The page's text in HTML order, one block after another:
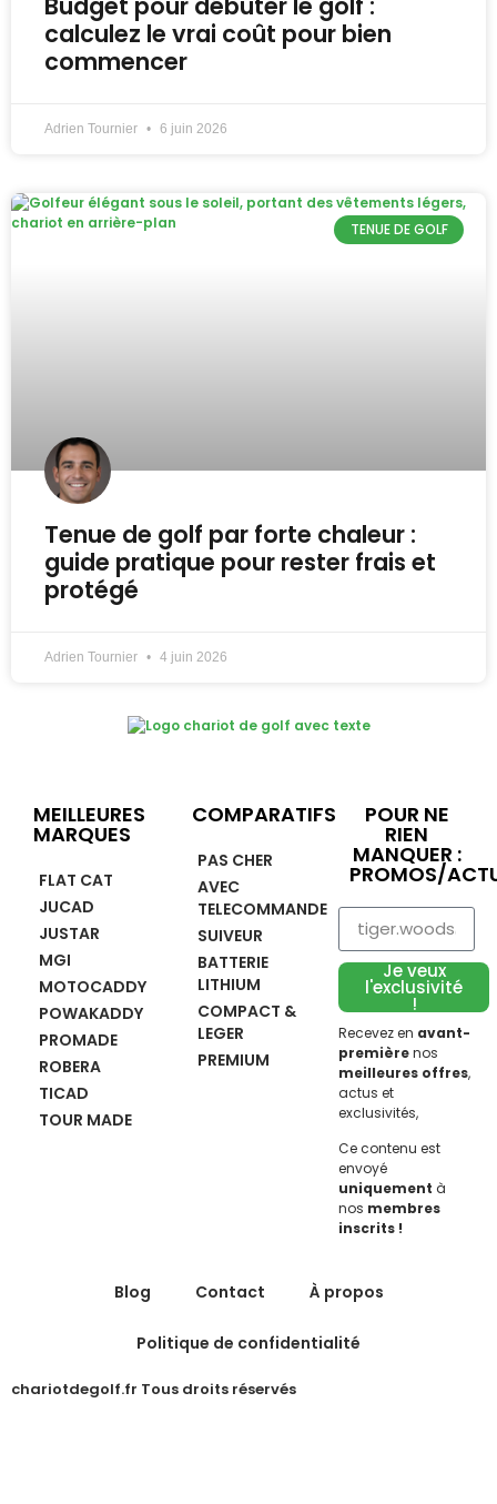
calculez le vrai coût pour bien
commencer
Adrien Tournier 6 juin 2026
TENUE DE GOLF
Tenue de golf par forte chaleur :
guide pratique pour rester frais et
protégé
Adrien Tournier 4 juin 2026
MEILLEURES
MARQUES
FLAT CAT
JUCAD
JUSTAR
MGI
MOTOCADDY
POWAKADDY
PROMADE
ROBERA
TICAD
TOUR MADE
COMPARATIFS
PAS CHER
AVEC
TELECOMMANDE
SUIVEUR
BATTERIE
LITHIUM
COMPACT &
LEGER
PREMIUM
POUR NE
RIEN
MANQUER :
PROMOS/
Je veux
l'exclusivité
!
Recevez en avant-
premièrenos
meilleures offres,
actus et
exclusivités,
Ce contenu est
envoyé
uniquement à
nos membres
inscrits !
chariotdegolf.fr Tous droits réservés
Blog Contact À propos
Politique de confidentialité